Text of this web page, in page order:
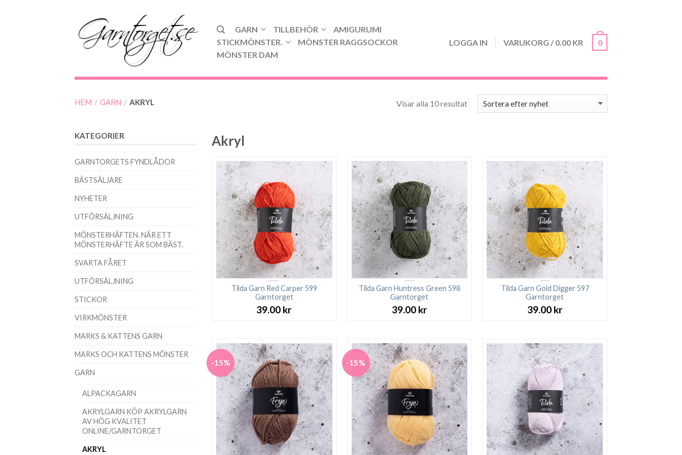
GARN TILLBEHÖR
AMIGURUMI
STICKMÖNSTER.
MÖNSTER RAGGSOCKOR
MÖNSTER DAM
LOGGA IN VARUKORG / 0.00 KR 0
HEM / GARN / AKRYL Visar alla 10 resultatSortera efter senaste
Akryl
Tilda Garn Red Carper 599
Garntorget
39.00 kr
Tilda Garn Huntress Green 598
Garntorget
39.00 kr
Tilda Garn Gold Digger 597
Garntorget
39.00 kr
-15% -15%
KATEGORIER
GARNTORGETS FYNDLÅDOR
BÄSTSÄLJARE
NYHETER
UTFÖRSÄLJNING
MÖNSTERHÄFTEN. NÄR ETT
MÖNSTERHÄFTE ÄR SOM BÄST.
SVARTA FÅRET
UTFÖRSÄLJNING
STICKOR
VIRKMÖNSTER
MARKS & KATTENS GARN
MARKS OCH KATTENS MÖNSTER
GARN
ALPACKAGARN
AKRYLGARN KÖP AKRYLGARN
AV HÖG KVALITET
ONLINE/GARNTORGET
AKRYL